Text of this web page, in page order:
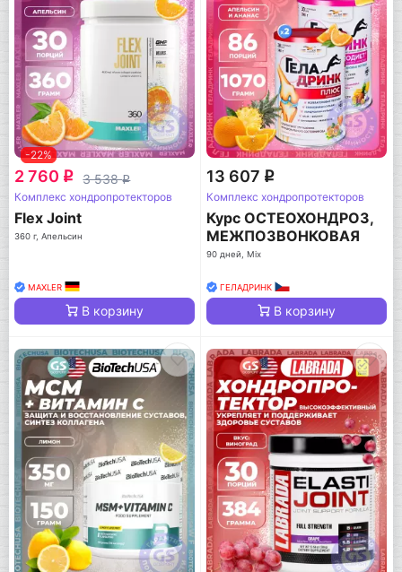
-22%
2 760 q 3 538q
Комплекс хондропротекторов
Flex Joint
360 г, Апельсин
MAXLER
В корзину
13 607 q
Комплекс хондропротекторов
Курс ОСТЕОХОНДРОЗ,
МЕЖПОЗВОНКОВАЯ
ГРЫЖА (Без болевого
90 дней, Mix
ГЕЛАДРИНК
В корзину